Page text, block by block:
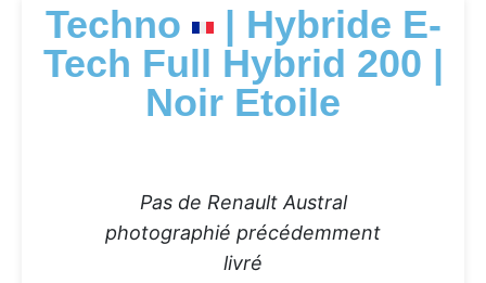
Techno
| Hybride E-
Tech Full Hybrid 200 |
Noir Etoile
Pas de Renault Austral
photographié précédemment
livré